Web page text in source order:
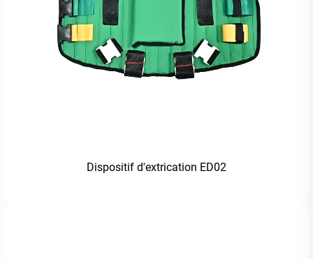
Dispositif d'extrication ED02